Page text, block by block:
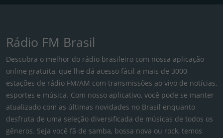
Rádio FM Brasil
Descubra o melhor do rádio brasileiro com nossa aplicação
online gratuita, que lhe dá acesso fácil a mais de 3000
estações de rádio FM/AM com transmissões ao vivo de notícias,
esportes e música. Com nosso aplicativo, você pode se manter
atualizado com as últimas novidades no Brasil enquanto
desfruta de uma seleção diversificada de músicas de todos os
gêneros. Seja você fã de samba, bossa nova ou rock, temos